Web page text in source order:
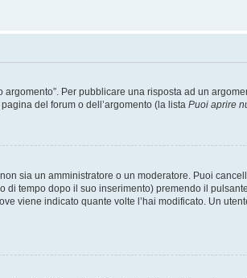
Per pubblicare una risposta ad un
del forum o dell’argomento (la lista Puoi aprire
sia un amministratore o un moderatore. Puoi
di tempo dopo il suo inserimento) premendo il pulsante
viene indicato quante volte l’hai modificato. Un